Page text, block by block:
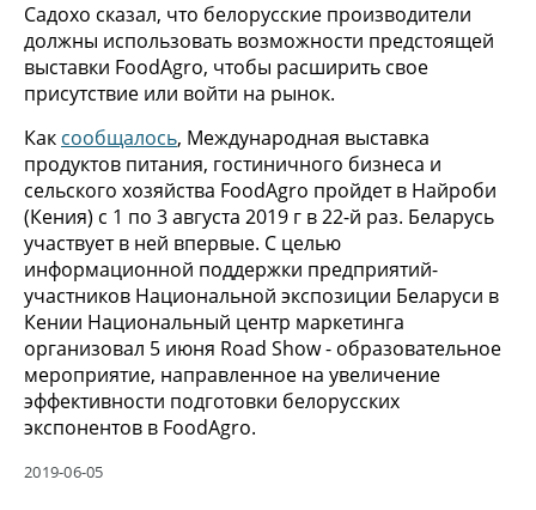
Садохо сказал, что белорусские производители
должны использовать возможности предстоящей
выставки FoodAgro, чтобы расширить свое
присутствие или войти на рынок.
Как сообщалось, Международная выставка
продуктов питания, гостиничного бизнеса и
сельского хозяйства FoodAgro пройдет в Найроби
(Кения) с 1 по 3 августа 2019 г в 22-й раз. Беларусь
участвует в ней впервые. С целью
информационной поддержки предприятий-
участников Национальной экспозиции Беларуси в
Кении Национальный центр маркетинга
организовал 5 июня Road Show - образовательное
мероприятие, направленное на увеличение
эффективности подготовки белорусских
экспонентов в FoodAgro.
2019-06-05